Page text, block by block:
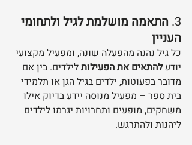
3. התאמה מושלמת לגיל ולתחומי
העניין
כל גיל נהנה מהפעלה שונה, ומפעיל מקצועי
יודע להתאים את הפעילות לילדים. בין אם
מדובר בפעוטות, ילדים בגיל הגן או תלמידי
בית ספר – מפעיל מנוסה יידע בדיוק אילו
משחקים, מופעים ותחרויות יגרמו לילדים
ליהנות ולהתרגש.